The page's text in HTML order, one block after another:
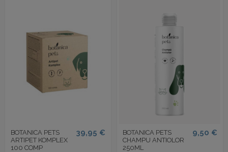
BOTANICA PETS
ARTIPET KOMPLEX
100 COMP
39,95 €
BOTANICA PETS
CHAMPU ANTIOLOR
250ML
9,50 €